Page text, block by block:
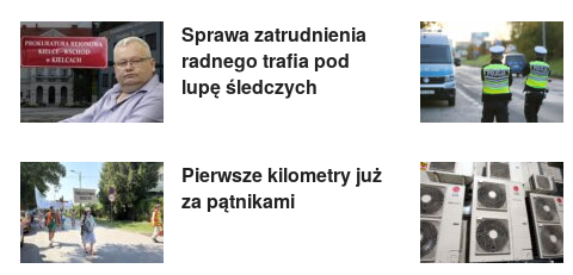
Sprawa zatrudnienia
radnego trafia pod
lupę śledczych
Pierwsze kilometry już
za pątnikami